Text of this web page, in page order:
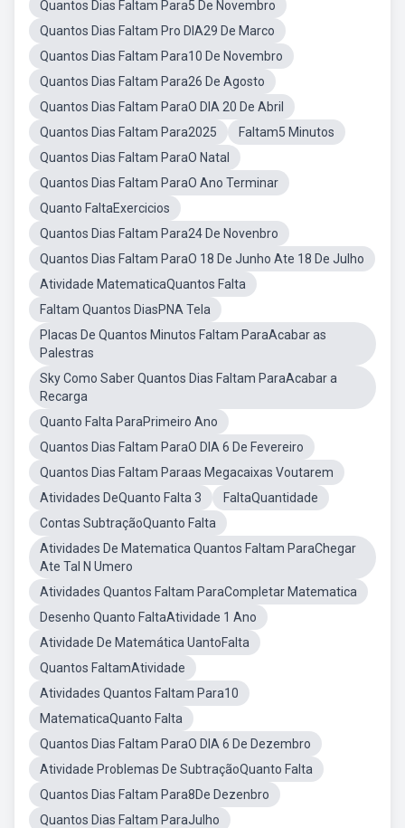
Quantos Dias Faltam Para5 De Novembro
Quantos Dias Faltam Pro DIA29 De Marco
Quantos Dias Faltam Para10 De Novembro
Quantos Dias Faltam Para26 De Agosto
Quantos Dias Faltam ParaO DIA 20 De Abril
Quantos Dias Faltam Para2025
Faltam5 Minutos
Quantos Dias Faltam ParaO Natal
Quantos Dias Faltam ParaO Ano Terminar
Quanto FaltaExercicios
Quantos Dias Faltam Para24 De Novenbro
Quantos Dias Faltam ParaO 18 De Junho Ate 18 De Julho
Atividade MatematicaQuantos Falta
Faltam Quantos DiasPNA Tela
Placas De Quantos Minutos Faltam ParaAcabar as
Palestras
Sky Como Saber Quantos Dias Faltam ParaAcabar a
Recarga
Quanto Falta ParaPrimeiro Ano
Quantos Dias Faltam ParaO DIA 6 De Fevereiro
Quantos Dias Faltam Paraas Megacaixas Voutarem
Atividades DeQuanto Falta 3
FaltaQuantidade
Contas SubtraçãoQuanto Falta
Atividades De Matematica Quantos Faltam ParaChegar
Ate Tal N Umero
Atividades Quantos Faltam ParaCompletar Matematica
Desenho Quanto FaltaAtividade 1 Ano
Atividade De Matemática UantoFalta
Quantos FaltamAtividade
Atividades Quantos Faltam Para10
MatematicaQuanto Falta
Quantos Dias Faltam ParaO DIA 6 De Dezembro
Atividade Problemas De SubtraçãoQuanto Falta
Quantos Dias Faltam Para8De Dezenbro
Quantos Dias Faltam ParaJulho